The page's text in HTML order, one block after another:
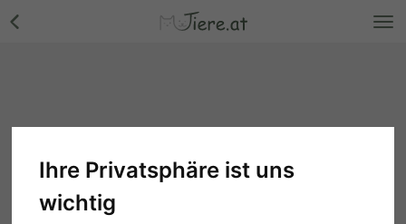
Ihre Privatsphäre ist uns
wichtig